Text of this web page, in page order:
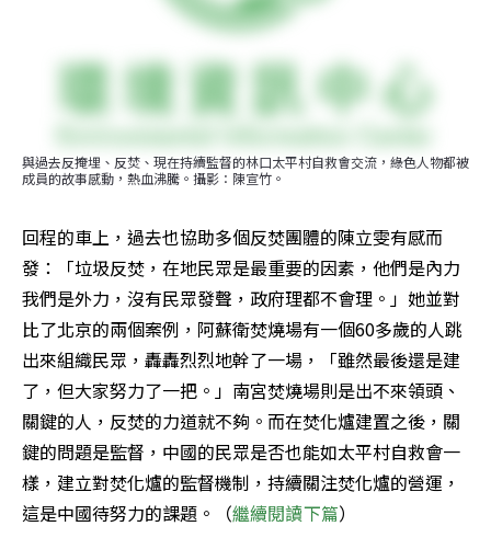
與過去反掩埋、反焚、現在持續監督的林口太平村自救會交流，綠色人物都被
成員的故事感動，熱血沸騰。攝影：陳宣竹。
回程的車上，過去也協助多個反焚團體的陳立雯有感而
發：「垃圾反焚，在地民眾是最重要的因素，他們是內力
我們是外力，沒有民眾發聲，政府理都不會理。」她並對
比了北京的兩個案例，阿蘇衛焚燒場有一個60多歲的人跳
出來組織民眾，轟轟烈烈地幹了一場，「雖然最後還是建
了，但大家努力了一把。」南宮焚燒場則是出不來領頭、
關鍵的人，反焚的力道就不夠。而在焚化爐建置之後，關
鍵的問題是監督，中國的民眾是否也能如太平村自救會一
樣，建立對焚化爐的監督機制，持續關注焚化爐的營運，
這是中國待努力的課題。（繼續閱讀下篇）